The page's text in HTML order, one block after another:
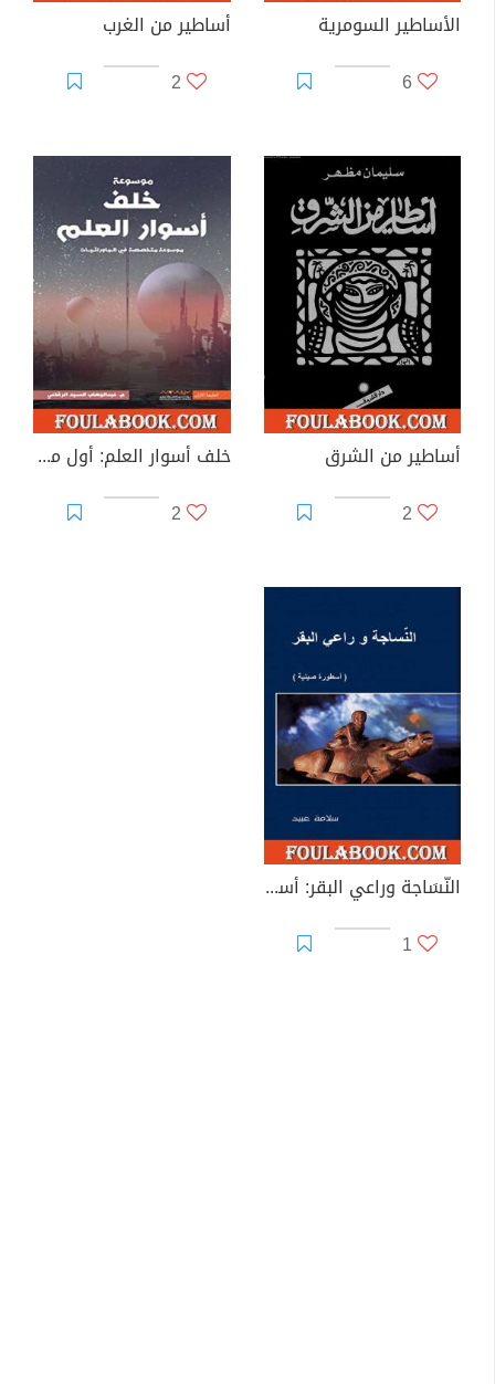
الأساطير السومرية
6
أساطير من الغرب
2
أساطير من الشرق
2
خلف أسوار العلم: أول موسوعة عربية متخصصة في علوم ما وراء الطبيعة
2
النّسَاجة وراعي البقر: أسطورة صينية الأصل
1